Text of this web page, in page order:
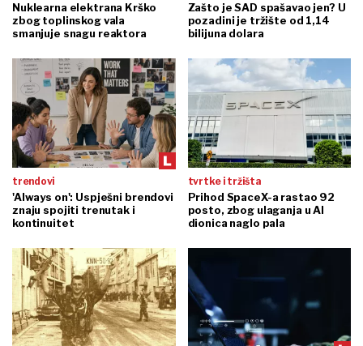
Nuklearna elektrana Krško
zbog toplinskog vala
smanjuje snagu reaktora
Zašto je SAD spašavao jen? U
pozadini je tržište od 1,14
bilijuna dolara
trendovi
'Always on': Uspješni brendovi
znaju spojiti trenutak i
kontinuitet
tvrtke i tržišta
Prihod SpaceX-a rastao 92
posto, zbog ulaganja u AI
dionica naglo pala